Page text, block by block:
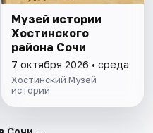
Музей истории
Хостинского
района Сочи
7 октября 2026 • среда
Хостинский Музей
истории